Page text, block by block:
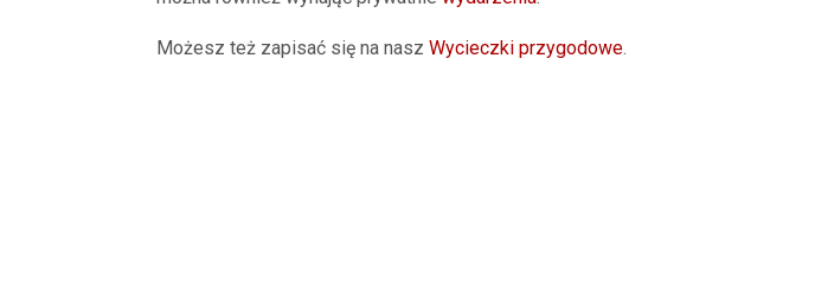
Możesz też zapisać się na nasz Wycieczki przygodowe.